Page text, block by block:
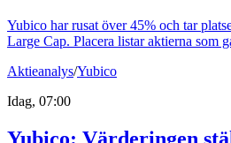
Yubico har rusat över 45% och tar
Large Cap. Placera listar aktierna som
Aktieanalys/Yubico
Idag, 07:00
Yubico: Värderingen